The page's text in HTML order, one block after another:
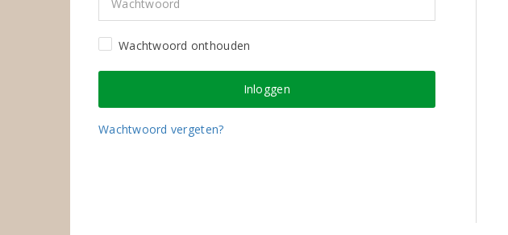
Wachtwoord onthouden
Wachtwoord vergeten?